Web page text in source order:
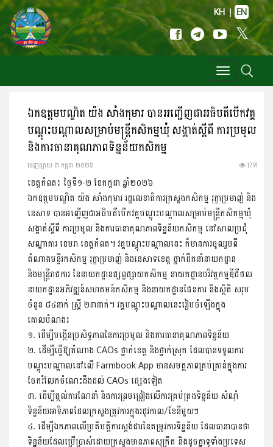
KH | EN
Toggle
navigation
ឯកឧត្តមបណ្ឌិត យ៉ង សាំងកុមារ បានអញ្ជើញជាអធិបតីបើកវគ្គ
បណ្ដុះបណ្ដាលសម្រាប់មន្រ្តីកសិកម្មឃុំ សង្កាត់ស្តីពី ការប្រមូល
និងការធានាគុណភាពទិន្នន័យកសិកម្ម
ចេញ​ផ្សាយ​ ៣ កក្កដា ២០២៦ 1791
ខេត្តកំពត៖ ថ្ងៃទី១-២ ខែកក្កដា ឆ្នាំ២០២៦
ឯកឧត្តមបណ្ឌិត យ៉ង សាំងកុមារ រដ្ឋលេខាធិការក្រសួងកសិកម្ម រុក្ខាប្រមាញ់ និង
នេសាទ បានអញ្ជើញជាអធិបតីបើកវគ្គបណ្ដុះបណ្ដាលសម្រាប់មន្រ្តីកសិកម្មឃុំ
សង្កាត់ស្តីពី ការប្រមូល និងការធានាគុណភាពទិន្នន័យកសិកម្ម នៅសាលប្រជុំ
សណ្ឋាគារ ខេមរា ខេត្តកំពត។ វគ្គបណ្ដុះបណ្ដាលនេះ ក៏មានការចូលរួមពី
តំណាងមន្ទីរកសិកម្ម រុក្ខាប្រមាញ់ និងនេសាទខេត្ត ថ្នាក់ដឹកនាំនាយកដ្ឋាន
និងមន្រ្តីរាជការ នៃនាយកដ្ឋានផ្សព្វផ្សាយកសិកម្ម នាយកដ្ឋានបរិវត្តកម្មឌីជីថល
នាយកដ្ឋានអភិវឌ្ឍន៍សហគមន៍កសិកម្ម និងនាយកដ្ឋានផែនការ និងស្ថិតិ សរុប
ចំនួន ៨៤នាក់ ស្រ្តី ២៣នាក់។ វគ្គបណ្ដុះបណ្ដាលនេះរៀបចំឡើងក្នុង
គោលបំណង៖
១. ដើម្បីបង្កើនប្រសិទ្ធភាពនៃការប្រមូល និងការធានាគុណភាពទិន្នន័យ
២. ដើម្បីធ្វើឱ្យតំណាង CAOs ថ្នាក់ខេត្ត និងថ្នាក់ស្រុក ដែលបានទទួលការ
បណ្ដុះបណ្ដាលនៅលើ Farmbook App មានសមត្ថភាពគ្រប់គ្រាន់ក្នុងការ
ចែករំលែកចំណេះដឹងដល់ CAOs ផ្សេងទៀត
៣. ដើម្បីផ្ដល់ការណែនាំ និងការព្រមព្រៀងលើការគ្រប់គ្រងទិន្នន័យ សំណុំ
ទិន្នន័យអាទិភាពដែលក្រសួងត្រូវការក្នុងរដូវកាល/ខែនីមួយៗ
៤. ដើម្បីឯកភាពលើប្រតិបត្តិការស្ដង់ដារនៃតម្រូវការទិន្នន័យ ដែលធានាបានថា
ទិន្នន័យដែលប្រើប្រាស់ដោយក្រសួងមានភាពសុក្រឹត និងដូចគ្នាទូទាំងប្រទេស